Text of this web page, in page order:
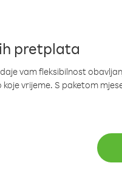
pretplata
vam fleksibilnost
vrijeme. S paketom